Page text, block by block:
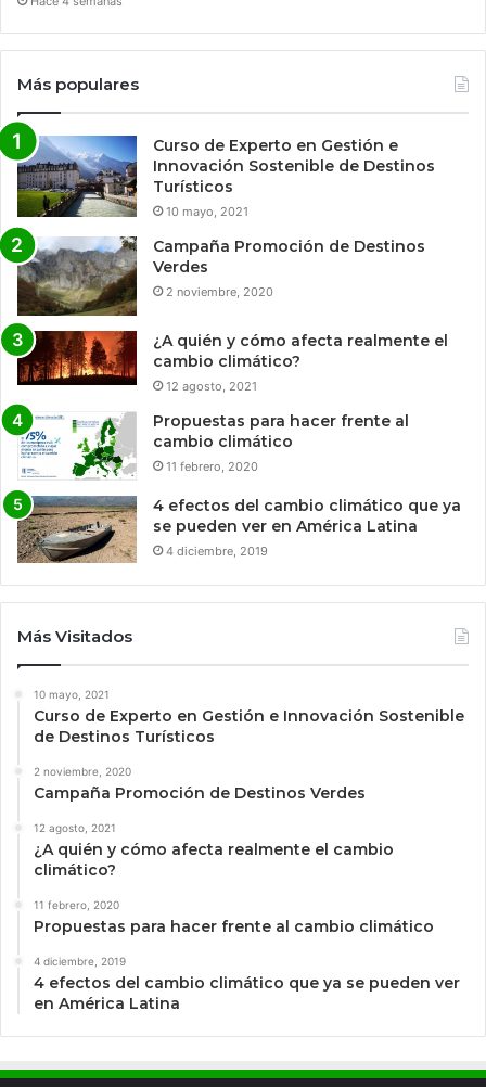
Más populares
Curso de Experto en Gestión e
Innovación Sostenible de Destinos
Turísticos
10 mayo, 2021
Campaña Promoción de Destinos
Verdes
2 noviembre, 2020
¿A quién y cómo afecta realmente el
cambio climático?
12 agosto, 2021
Propuestas para hacer frente al
cambio climático
11 febrero, 2020
4 efectos del cambio climático que ya
se pueden ver en América Latina
4 diciembre, 2019
Más Visitados
10 mayo, 2021
Curso de Experto en Gestión e Innovación Sostenible
de Destinos Turísticos
2 noviembre, 2020
Campaña Promoción de Destinos Verdes
12 agosto, 2021
¿A quién y cómo afecta realmente el cambio
climático?
11 febrero, 2020
Propuestas para hacer frente al cambio climático
4 diciembre, 2019
4 efectos del cambio climático que ya se pueden ver
en América Latina